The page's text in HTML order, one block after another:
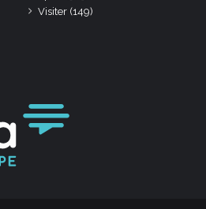
Visiter (149)